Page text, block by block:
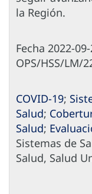
la Región.
Fecha 2022-
OPS/HSS/LM/
COVID-19;
Salud;
Salud;
Sistemas de
Salud, Salud